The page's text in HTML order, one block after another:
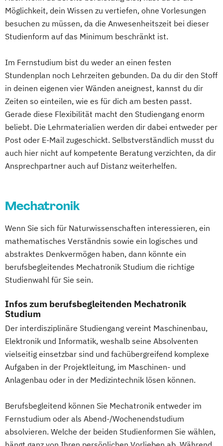
Gesundheits- und Pflegepädagogik
Gesundheitsmanagement
Gesundheitspsychologie
Gesundheitsökonomie Growth Hacking
Growth Hacking (DE/EN)
Growth Hacking for Entrepreneurs (DE/EN)
Heilpädagogik
Heilpädagogik und Inklusion
Hotelmanagement (DE/EN)
IT-Management
Immobilienmanagement
Immobilienwirtschaft
(DE/EN)
Innovation and Entrepreneurship (DE/EN)
International Healthcare Management
(DE/EN)
Internationales Marketing
Journalismus und digitale Kommunikation
Kindheitspädagogik
Kindheitspädagogik für Erzieher:innen
Kommunikationsdesign
Kommunikationspsychologie
Kultur- und Medienpädagogik
Logistikmanagement
Management (DE/EN)
Marketing
Marketing und digitale Medien
Naturheilkunde und komplementäre
Heilverfahren
Osteopathie i.V.
Pharmaproduktion
Physician Assistant
Physiotherapie
Prozess- und Produktdesign Psychologie
Psychologie mit Schwerpunkt Klinische
Psychologie und Psychologisches
Psychosoziale Beratung in Sozialer Arbeit
Sicherheitsmanagement
Soziale Arbeit
Wirtschaftsinformatik
Vollzeit)
Wirtschaftsingenieurwesen mit
Schwerpunkt Nachhaltigkeit
Wirtschaftspsychologie
Digitalisierung
Wirtschaftsrecht
Wirtschaftsrecht mit internationalen
Aspekten
Web Science Wirtschaftsinformatik
Wirtschaftsingenieurwesen
Wirtschaftsrecht
Möglichkeit, dein Wissen zu vertiefen, ohne Vorlesungen
besuchen zu müssen, da die Anwesenheitszeit bei dieser
Studienform auf das Minimum beschränkt ist.
Im Fernstudium bist du weder an einen festen
Stundenplan noch Lehrzeiten gebunden. Da du dir den Stoff
in deinen eigenen vier Wänden aneignest, kannst du dir
Zeiten so einteilen, wie es für dich am besten passt.
Gerade diese Flexibilität macht den Studiengang enorm
beliebt. Die Lehrmaterialien werden dir dabei entweder per
Post oder E-Mail zugeschickt. Selbstverständlich musst du
auch hier nicht auf kompetente Beratung verzichten, da dir
Ansprechpartner auch auf Distanz weiterhelfen.
Mechatronik
Wenn Sie sich für Naturwissenschaften interessieren, ein
mathematisches Verständnis sowie ein logisches und
abstraktes Denkvermögen haben, dann könnte ein
berufsbegleitendes Mechatronik Studium die richtige
Studienwahl für Sie sein.
Infos zum berufsbegleitenden Mechatronik
Studium
Der interdisziplinäre Studiengang vereint Maschinenbau,
Elektronik und Informatik, weshalb seine Absolventen
vielseitig einsetzbar sind und fachübergreifend komplexe
Aufgaben in der Projektleitung, im Maschinen- und
Anlagenbau oder in der Medizintechnik lösen können.
Berufsbegleitend können Sie Mechatronik entweder im
Fernstudium oder als Abend-/Wochenendstudium
absolvieren. Welche der beiden Studienformen Sie wählen,